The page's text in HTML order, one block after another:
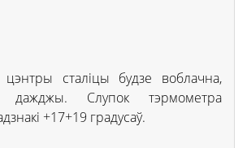
цэнтры сталіцы будзе воблачна,
дажджы. Слупок тэрмометра
+17+19 градусаў.